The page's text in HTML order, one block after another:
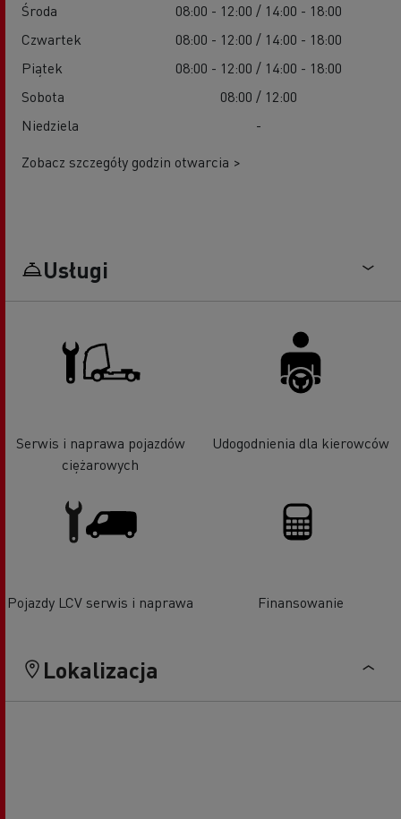
Środa
08:00 - 12:00 / 14:00 - 18:00
Czwartek
08:00 - 12:00 / 14:00 - 18:00
Piątek
08:00 - 12:00 / 14:00 - 18:00
Sobota
08:00 / 12:00
Niedziela
-
Zobacz szczegóły godzin otwarcia >
Usługi
Serwis i naprawa pojazdów
ciężarowych
Udogodnienia dla kierowców
Pojazdy LCV serwis i naprawa Finansowanie
Lokalizacja